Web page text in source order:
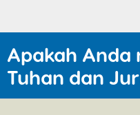
Apakah Anda
Tuhan dan